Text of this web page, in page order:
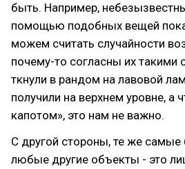
быть. Например,
помощью подобных вещей
можем считать случайности
почему-то согласны их такими
ткнули в рандом на лавовой
получили на верхнем уровне, а
капотом», это нам не важно.
С другой стороны, те же
любые другие объекты - это